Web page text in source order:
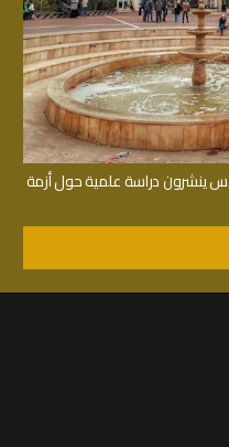
ينشرون دراسة علمية حول أزمة